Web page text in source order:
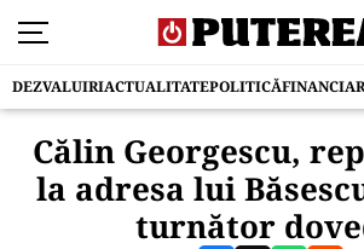
DEZVALUIRIACTUALITATEPOLITICĂFINANCIAR
Călin Georgescu,
la adresa lui
turnător